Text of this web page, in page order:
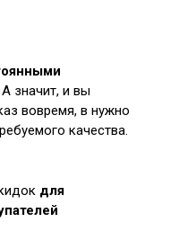
значит, и вы
вовремя, в нужно
качества.
для